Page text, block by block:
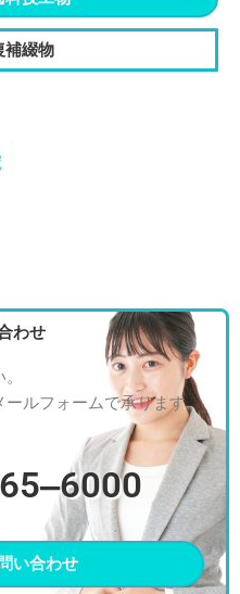
補綴物
わせ
ルフォームで承ります。
い合わせ